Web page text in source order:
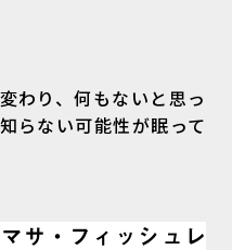
わり、何もないと思っ
らない可能性が眠って
サ・フィッシュレ